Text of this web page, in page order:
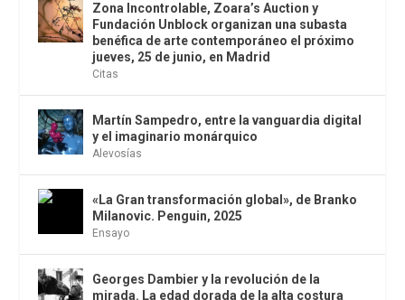
Zona Incontrolable, Zoara’s Auction y
Fundación Unblock organizan una subasta
benéfica de arte contemporáneo el próximo
jueves, 25 de junio, en Madrid
Citas
Martín Sampedro, entre la vanguardia digital
y el imaginario monárquico
Alevosías
«La Gran transformación global», de Branko
Milanovic. Penguin, 2025
Ensayo
Georges Dambier y la revolución de la
mirada. La edad dorada de la alta costura